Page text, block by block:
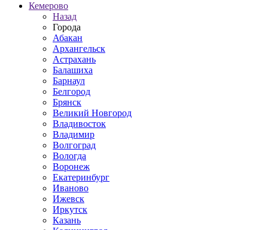
Кемерово
Назад
Города
Абакан
Архангельск
Астрахань
Балашиха
Барнаул
Белгород
Брянск
Великий Новгород
Владивосток
Владимир
Волгоград
Вологда
Воронеж
Екатеринбург
Иваново
Ижевск
Иркутск
Казань